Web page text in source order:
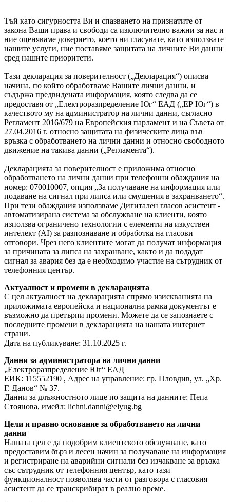
Тъй като сигурността Ви и спазването на признатите от
закона Ваши права и свободи са изключително важни за нас и
ние оценяваме доверието, което ни гласувате, като използвате
нашите услуги, ние поставяме защитата на личните Ви данни
сред нашите приоритети.
Тази декларация за поверителност („Декларация“) описва
начина, по който обработваме Вашите лични данни, и
съдържа предвидената информация, която следва да се
предоставя от „Електроразпределение Юг“ ЕАД („ЕР Юг“) в
качеството му на администратор на лични данни, съгласно
Регламент 2016/679 на Европейския парламент и на Съвета от
27.04.2016 г. относно защитата на физическите лица във
връзка с обработването на лични данни и относно свободното
движение на такива данни („Регламента“).
Декларацията за поверителност е приложима относно
обработването на лични данни при телефонни обаждания на
номер: 070010007, опция „За получаване на информация или
подаване на сигнал при липса или смущения в захранването“.
При тези обаждания използваме Дигитален гласов асистент -
автоматизирана система за обслужване на клиенти, която
използва ограничено технологии с елементи на изкуствен
интелект (AI) за разпознаване и обработка на гласови
отговори. Чрез него клиентите могат да получат информация
за причината за липса на захранване, както и да подадат
сигнал за авария без да е необходимо участие на сътрудник от
телефонния център.
Актуалност и промени в декларацията
С цел актуалност на декларацията спрямо изискванията на
приложимата европейска и национална рамка документът е
възможно да претърпи промени. Можете да се запознаете с
последните промени в декларацията на нашата интернет
страни.
Дата на публикуване: 31.10.2025 г.
Данни за администратора на лични данни
„Електроразпределение Юг“ ЕАД
ЕИК: 115552190 , Адрес на управление: гр. Пловдив, ул. „Хр.
Г. Данов“ № 37.
Данни за длъжностното лице по защита на данните: Пепа
Стоянова, имейл: lichni.danni@elyug.bg
Цели и правно основание за обработването на лични
данни
Нашата цел е да подобрим клиентското обслужване, като
предоставим бърз и лесен начин за получаване на информация
и регистриране на аварийни сигнали без изчакване за връзка
със сътрудник от телефонния център, като тази
функционалност позволява части от разговора с гласовия
асистент да се транскрибират в реално време.